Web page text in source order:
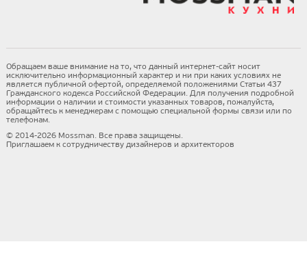
Обращаем ваше внимание на то, что данный интернет-сайт носит
исключительно информационный характер и ни при каких условиях не
является публичной офертой, определяемой положениями Статьи 437
Гражданского кодекса Российской Федерации. Для получения подробной
информации о наличии и стоимости указанных товаров, пожалуйста,
обращайтесь к менеджерам с помощью специальной формы связи или по
телефонам.
© 2014-2026 Mossman. Все права защищены.
Приглашаем к сотрудничеству дизайнеров и архитекторов